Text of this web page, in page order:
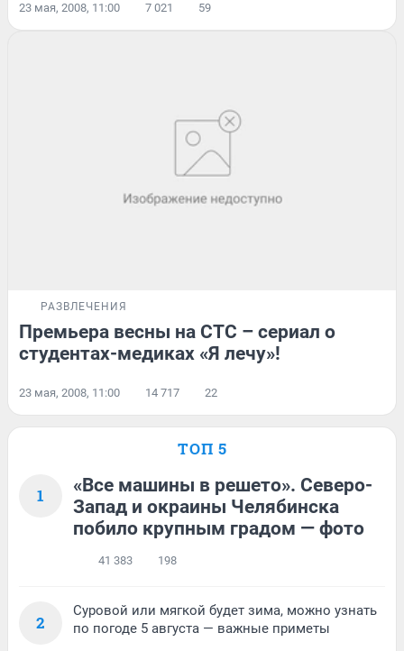
23 мая, 2008, 11:00 7 021 59
РАЗВЛЕЧЕНИЯ
Премьера весны на СТС – сериал о
студентах-медиках «Я лечу»!
23 мая, 2008, 11:00 14 717 22
ТОП 5
1
«Все машины в решето». Северо-
Запад и окраины Челябинска
побило крупным градом — фото
41 383 198
2
Суровой или мягкой будет зима, можно узнать
по погоде 5 августа — важные приметы